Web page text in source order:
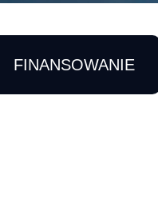
FINANSOWANIE